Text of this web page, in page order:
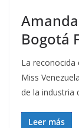
Bogotá
La reconocida
Miss
de la industria
Leer más